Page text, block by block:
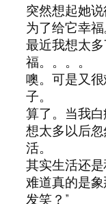
突然想起她
为了给它幸福
最近我想太
福。。。。
噢。可是又
子。
算了。当我白
想太多以后
活。
其实生活还是
难道真的是
发笑？”